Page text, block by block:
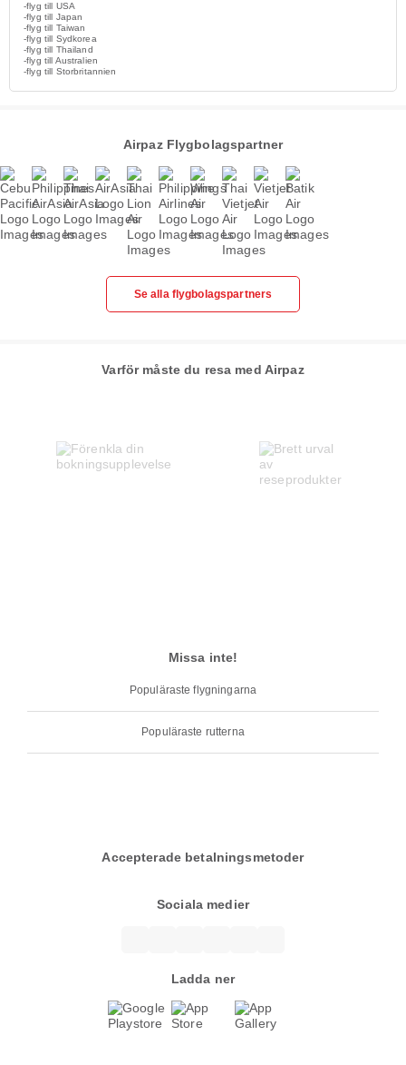
-flyg till USA
-flyg till Japan
-flyg till Taiwan
-flyg till Sydkorea
-flyg till Thailand
-flyg till Australien
-flyg till Storbritannien
Airpaz Flygbolagspartner
Se alla flygbolagspartners
Varför måste du resa med Airpaz
Missa inte!
Populäraste flygningarna
Populäraste rutterna
Accepterade betalningsmetoder
Sociala medier
Ladda ner